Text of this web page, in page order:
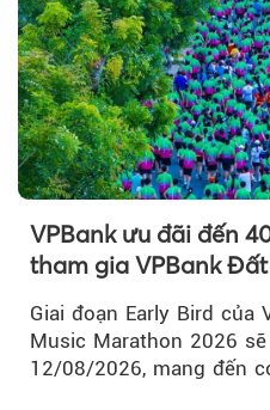
VPBank ưu đãi đến
tham gia VPBank
Giai đoạn Early Bird của
Music Marathon 2026
12/08/2026, mang đến